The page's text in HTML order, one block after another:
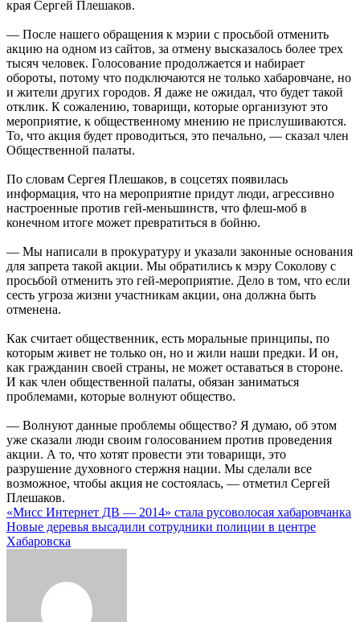
края Сергей Плешаков.
— После нашего обращения к мэрии с просьбой отменить
акцию на одном из сайтов, за отмену высказалось более трех
тысяч человек. Голосование продолжается и набирает
обороты, потому что подключаются не только хабаровчане, но
и жители других городов. Я даже не ожидал, что будет такой
отклик. К сожалению, товарищи, которые организуют это
мероприятие, к общественному мнению не прислушиваются.
То, что акция будет проводиться, это печально, — сказал член
Общественной палаты.
По словам Сергея Плешаков, в соцсетях появилась
информация, что на мероприятие придут люди, агрессивно
настроенные против гей-меньшинств, что флеш-моб в
конечном итоге может превратиться в бойню.
— Мы написали в прокуратуру и указали законные основания
для запрета такой акции. Мы обратились к мэру Соколову с
просьбой отменить это гей-мероприятие. Дело в том, что если
сесть угроза жизни участникам акции, она должна быть
отменена.
Как считает общественник, есть моральные принципы, по
которым живет не только он, но и жили наши предки. И он,
как гражданин своей страны, не может оставаться в стороне.
И как член общественной палаты, обязан заниматься
проблемами, которые волнуют общество.
— Волнуют данные проблемы общество? Я думаю, об этом
уже сказали люди своим голосованием против проведения
акции. А то, что хотят провести эти товарищи, это
разрушение духовного стержня нации. Мы сделали все
возможное, чтобы акция не состоялась, — отметил Сергей
Плешаков.
Навигация
по
«Мисс Интернет ДВ — 2014» стала русоволосая хабаровчанка
Новые деревья высадили сотрудники полиции в центре
Хабаровска